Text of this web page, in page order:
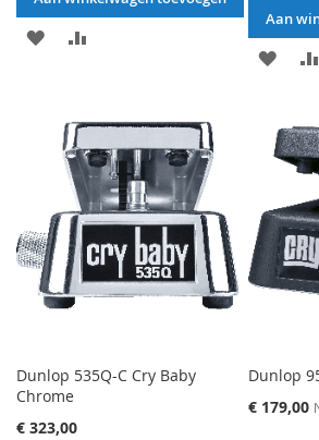
AAN
TE
VERGELIJKEN
Aan
AAN
Dunlop 535Q-C Cry Baby
Chrome
€ 323,00
Dunlop
Speciale
€ 179,00